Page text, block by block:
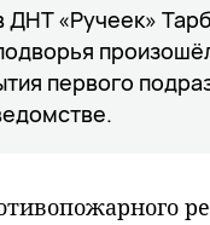
«Ручеек»
первого